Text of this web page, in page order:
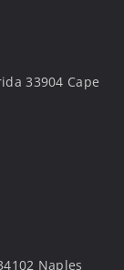
33904 Cape
Naples